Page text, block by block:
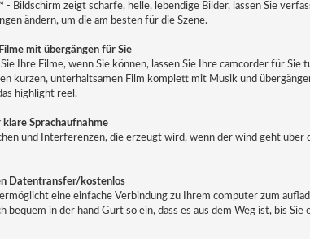
Bildschirm zeigt scharfe, helle, lebendige Bilder, lassen Sie
ändern, um die am besten für die Szene.
mit übergängen für Sie
Ihre Filme, wenn Sie können, lassen Sie Ihre camcorder für
kurzen, unterhaltsamen Film komplett mit Musik und
highlight reel.
Sprachaufnahme
und Interferenzen, die erzeugt wird, wenn der wind geht über
Datentransfer/kostenlos
eine einfache Verbindung zu Ihrem computer zum
bequem in der hand Gurt so ein, dass es aus dem Weg ist, bis Sie